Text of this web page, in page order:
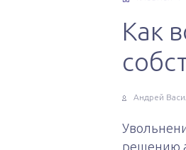
Как
Андрей
решению